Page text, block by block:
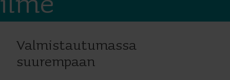
Valmistautumassa
suurempaan